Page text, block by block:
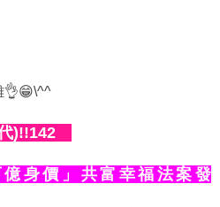
👌😁\^^
)!!142
身價」共富幸福法案發